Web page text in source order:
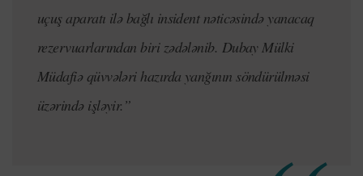
uçuş aparatı ilə bağlı insident nəticəsində yanacaq
rezervuarlarından biri zədələnib. Dubay Mülki
Müdafiə qüvvələri hazırda yanğının söndürülməsi
üzərində işləyir.”